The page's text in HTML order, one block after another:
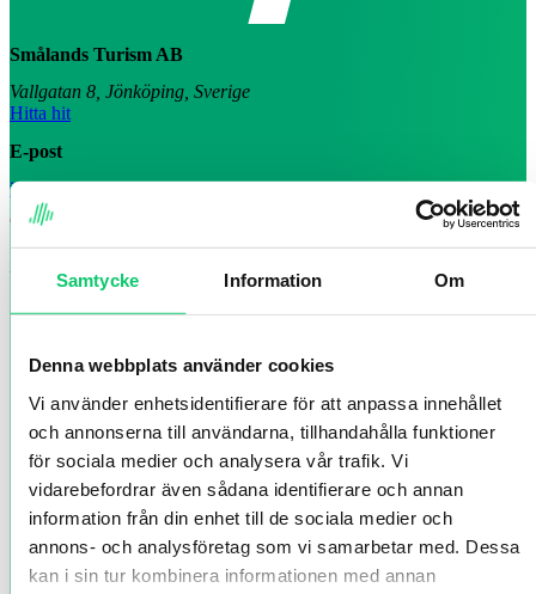
Samtycke Information Om
Denna webbplats använder cookies
Vi använder enhetsidentifierare för att anpassa innehållet
och annonserna till användarna, tillhandahålla funktioner
för sociala medier och analysera vår trafik. Vi
vidarebefordrar även sådana identifierare och annan
information från din enhet till de sociala medier och
annons- och analysföretag som vi samarbetar med. Dessa
kan i sin tur kombinera informationen med annan
Smålands Turism AB
Vallgatan 8, Jönköping, Sverige
Hitta hit
E-post
info@smalandsturism.se
Telefon